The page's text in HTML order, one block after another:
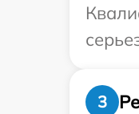
3